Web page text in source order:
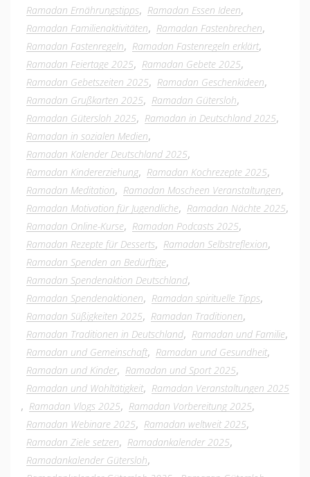
Ramadan Ernährungstipps, Ramadan Essen Ideen,
Ramadan Familienaktivitäten, Ramadan Fastenbrechen,
Ramadan Fastenregeln, Ramadan Fastenregeln erklärt,
Ramadan Feiertage 2025, Ramadan Gebete 2025,
Ramadan Gebetszeiten 2025, Ramadan Geschenkideen,
Ramadan Grußkarten 2025, Ramadan Gütersloh,
Ramadan Gütersloh 2025, Ramadan in Deutschland 2025,
Ramadan in sozialen Medien,
Ramadan Kalender Deutschland 2025,
Ramadan Kindererziehung, Ramadan Kochrezepte 2025,
Ramadan Meditation, Ramadan Moscheen Veranstaltungen,
Ramadan Motivation für Jugendliche, Ramadan Nächte 2025,
Ramadan Online-Kurse, Ramadan Podcasts 2025,
Ramadan Rezepte für Desserts, Ramadan Selbstreflexion,
Ramadan Spenden an Bedürftige,
Ramadan Spendenaktion Deutschland,
Ramadan Spendenaktionen, Ramadan spirituelle Tipps,
Ramadan Süßigkeiten 2025, Ramadan Traditionen,
Ramadan Traditionen in Deutschland, Ramadan und Familie,
Ramadan und Gemeinschaft, Ramadan und Gesundheit,
Ramadan und Kinder, Ramadan und Sport 2025,
Ramadan und Wohltätigkeit, Ramadan Veranstaltungen 2025
, Ramadan Vlogs 2025, Ramadan Vorbereitung 2025,
Ramadan Webinare 2025, Ramadan weltweit 2025,
Ramadan Ziele setzen, Ramadankalender 2025,
Ramadankalender Gütersloh,